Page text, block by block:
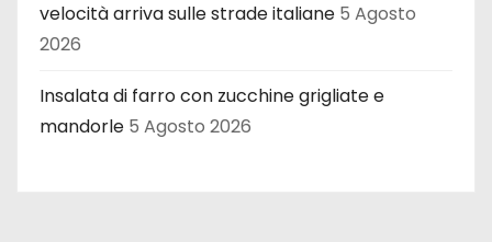
velocità arriva sulle strade italiane 5 Agosto
2026
Insalata di farro con zucchine grigliate e
mandorle 5 Agosto 2026